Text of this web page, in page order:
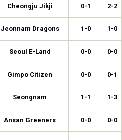
Cheongju Jikji 0-1 2-2
Jeonnam Dragons 1-0 1-0
Seoul E-Land 0-0 0-0
Gimpo Citizen 0-0 0-1
Seongnam 1-1 1-3
Ansan Greeners 0-0 0-0